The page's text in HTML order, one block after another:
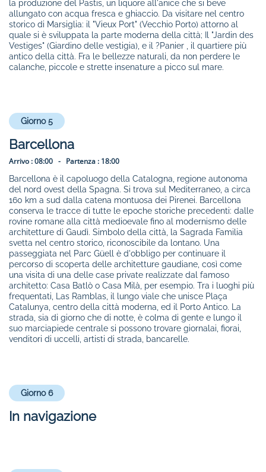
la produzione del Pastis, un liquore all'anice che si beve
allungato con acqua fresca e ghiaccio. Da visitare nel centro
storico di Marsiglia: il "Vieux Port" (Vecchio Porto) attorno al
quale si è sviluppata la parte moderna della città; Il "Jardin des
Vestiges" (Giardino delle vestigia), e il ?Panier , il quartiere più
antico della città. Fra le bellezze naturali, da non perdere le
calanche, piccole e strette insenature a picco sul mare.
Giorno 5
Barcellona
Arrivo :08:00 - Partenza : 18:00
Barcellona è il capoluogo della Catalogna, regione autonoma
del nord ovest della Spagna. Si trova sul Mediterraneo, a circa
160 km a sud dalla catena montuosa dei Pirenei. Barcellona
conserva le tracce di tutte le epoche storiche precedenti: dalle
rovine romane alla città medioevale fino al modernismo delle
architetture di Gaudì. Simbolo della città, la Sagrada Familia
svetta nel centro storico, riconoscibile da lontano. Una
passeggiata nel Parc Güell è d'obbligo per continuare il
percorso di scoperta delle architetture gaudiane, così come
una visita di una delle case private realizzate dal famoso
architetto: Casa Batlò o Casa Milà, per esempio. Tra i luoghi più
frequentati, Las Ramblas, il lungo viale che unisce Plaça
Catalunya, centro della città moderna, ed il Porto Antico. La
strada, sia di giorno che di notte, è colma di gente e lungo il
suo marciapiede centrale si possono trovare giornalai, fiorai,
venditori di uccelli, artisti di strada, bancarelle.
Giorno 6
In navigazione